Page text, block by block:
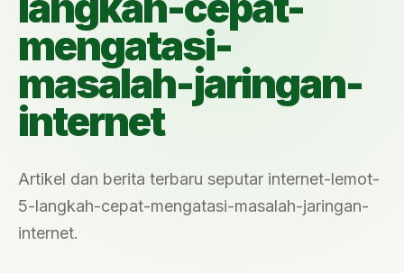
mengatasi-
masalah-jaringan-
internet
Artikel dan berita terbaru seputar internet-lemot-
5-langkah-cepat-mengatasi-masalah-jaringan-
internet.